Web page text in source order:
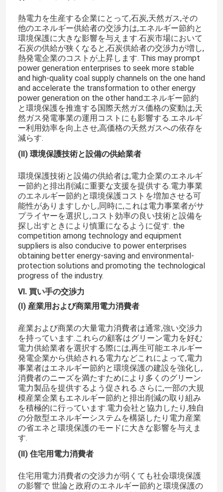
電気エポキシ樹脂
屋外用エポキシ樹脂
難燃性エポキシ樹脂
射出エポキシ樹脂
投げるエポキシ樹脂
エポキシ樹脂治癒代理店
変圧器エポキシ樹脂
室温エポキシ
硬化エポキシ樹脂
無水ケイ酸の粉
離型剤
エポキシ顔料ペースト
電気隔熱エポキシ樹脂
変圧器の原料
熱電力を生産する企業にとって,石炭,天然ガス,その
他のエネルギー供給者の交渉力は,エネルギー節約と
環境保護に大きな影響を与えます.石炭市場において
石炭の供給が狭くなると,石炭供給者の交渉力が増し,
熱発電企業のコストが上昇します. This may prompt
power generation enterprises to seek more stable
and high-quality coal supply channels on the one hand
and accelerate the transformation to other energy
power generation on the other handエネルギー節約
と環境保護を推進する国際天然ガス価格の変動は,天
然ガス発電事業の運用コストにも影響する.エネルギ
ー利用効率を向上させ,高価格の天然ガスへの依存を
減らす.
(II) 環境保護技術と設備の供給業者
環境保護技術と設備の供給者は,電力企業のエネルギ
ー節約と排出削減に重要な支援を提供する.電力事業
のエネルギー節約と環境保護コストを増加させる可
能性がありますしかし,同時に,これは電力事業者がサ
プライヤーを選択し,コスト効率の良い技術と設備を
探し出すときにより慎重になるように促す. the
competition among technology and equipment
suppliers is also conducive to power enterprises
obtaining better energy-saving and environmental-
protection solutions and promoting the technological
progress of the industry.
VI. 買い手の交渉力
(I) 産業用および商業用電力消費者
産業および商業の大量電力消費者は通常,強い交渉力
を持っています.これらの顧客はグリーン電力を好む
電力供給業者を選択する際には,再生可能エネルギー
発電企業から供給される電力などこれによって,電力
事業者はエネルギー節約と環境保護の建設を強化し,
消費者のニーズを満たすためにより多くのグリーン
電力製品を提供するよう促される.さらに,一部の大規
模産業企業もエネルギー節約と排出削減の取り組み
を積極的に行っています.電力会社と協力したり,独自
の分散型エネルギーシステムを構築したり電力産業
の省エネと環境保護のモードに大きな影響を与えま
す.
(II) 住宅用電力消費者
住宅用電力消費者の交渉力が弱くても社会環境保護
の影響で 世論と政府のエネルギー節約と環境保護の